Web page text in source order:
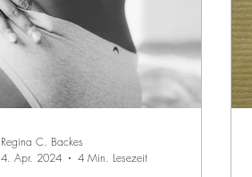
Regina C. Backes
4. Apr. 2024
4 Min. Lesezeit